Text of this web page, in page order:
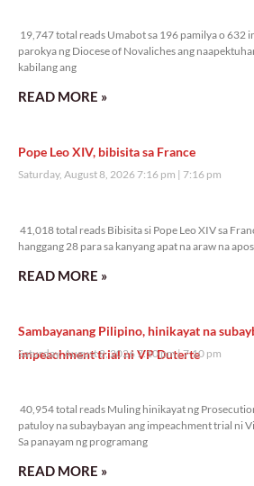
19,747 total reads Umabot sa 196 pamilya o 632
parokya ng Diocese of Novaliches ang
kabilang ang
READ MORE »
Pope Leo XIV, bibisita sa France
Saturday, August 8, 2026 7:16 pm 7:16 pm
41,018 total reads Bibisita si Pope Leo XIV sa
hanggang 28 para sa kanyang apat na araw na
READ MORE »
Sambayanang Pilipino, hinikayat na
impeachment trial ni VP Duterte
Saturday, August 8, 2026 7:10 pm 7:10 pm
40,954 total reads Muling hinikayat ng
patuloy na subaybayan ang impeachment trial ni
Sa panayam ng programang
READ MORE »